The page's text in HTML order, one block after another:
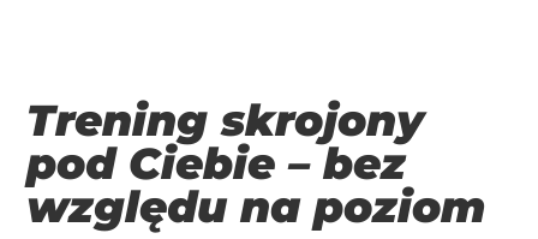
Trening skrojony
pod Ciebie – bez
względu na poziom